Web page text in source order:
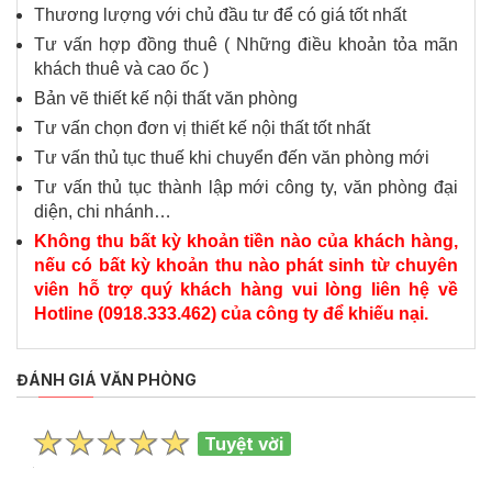
Thương lượng với chủ đầu tư để có giá tốt nhất
Tư vấn hợp đồng thuê ( Những điều khoản tỏa mãn
khách thuê và cao ốc )
Bản vẽ thiết kế nội thất văn phòng
Tư vấn chọn đơn vị thiết kế nội thất tốt nhất
Tư vấn thủ tục thuế khi chuyển đến văn phòng mới
Tư vấn thủ tục thành lập mới công ty, văn phòng đại
diện, chi nhánh…
Không thu bất kỳ khoản tiền nào của khách hàng,
nếu có bất kỳ khoản thu nào phát sinh từ chuyên
viên hỗ trợ quý khách hàng vui lòng liên hệ về
Hotline (0918.333.462) của công ty để khiếu nại.
ĐÁNH GIÁ VĂN PHÒNG
Tuyệt vời